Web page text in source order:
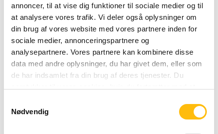
annoncer, til at vise dig funktioner til sociale medier og til
at analysere vores trafik. Vi deler også oplysninger om
din brug af vores website med vores partnere inden for
sociale medier, annonceringspartnere og
analysepartnere. Vores partnere kan kombinere disse
data med andre oplysninger, du har givet dem, eller som
de har indsamlet fra din brug af deres tjenester. Du
Nødvendig
leverandører og måde at drive forretning på her siden eller
påwww.mcdonalds.com.
Vi ønsker at give noget tilbage til vores lokalsamfund. Derfor har vi
oprettetRonald McDonald BørneFond. Vi arbejder for at fremme
en balanceret og aktiv livsstil. Derfor støtter vi aktiviteter, der får
børn og voksne til at røre sig. Vi støtter lokale sportsklubber og
engagement i lokale initiativer. Bl.a. har vi afholdt åbent hus-